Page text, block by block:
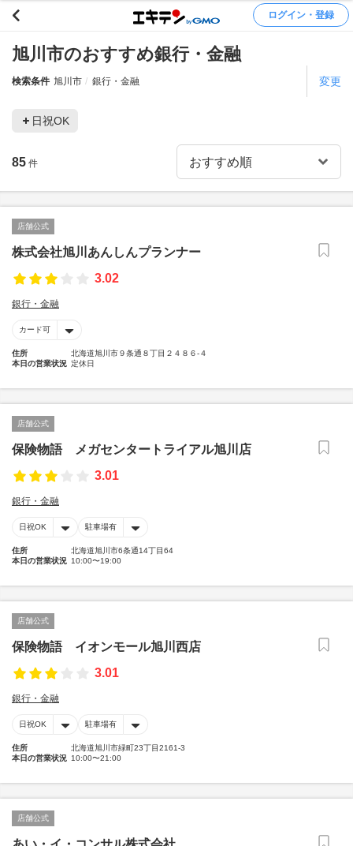
ログイン・登録
旭川市のおすすめ銀行・金融
検索条件 旭川市 銀行・金融 変更
日祝OK
85 件
店舗公式
株式会社旭川あんしんプランナー
3.02
銀行・金融
カード可
住所
北海道旭川市９条通８丁目２４８６-４
本日の営業状況 定休日
店舗公式
保険物語 メガセンタートライアル旭川店
3.01
銀行・金融
日祝OK 駐車場有
住所
北海道旭川市6条通14丁目64
本日の営業状況 10:00〜19:00
店舗公式
保険物語 イオンモール旭川西店
3.01
銀行・金融
日祝OK 駐車場有
住所
北海道旭川市緑町23丁目2161-3
本日の営業状況 10:00〜21:00
店舗公式